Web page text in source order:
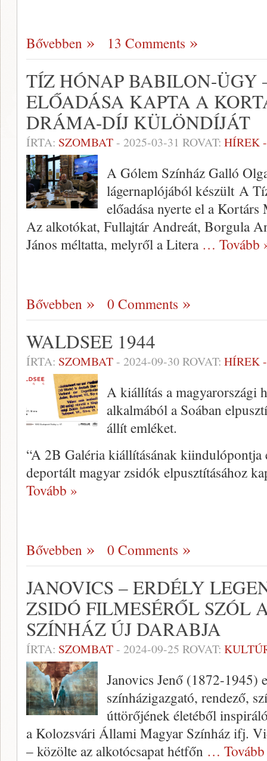
Bővebben 13 Comments
TÍZ HÓNAP BABILON-ÜGY
ELŐADÁSA KAPTA A
DRÁMA-DÍJ KÜLÖNDÍJÁT
ÍRTA: SZOMBAT- 2025-03-31 ROVAT: HÍREK
A Gólem Színház Galló
lágernaplójából készült A
előadása nyerte el a
Az alkotókat, Fullajtár Andreát, Borgula
János méltatta, melyről a Litera … Tovább
Bővebben 0 Comments
WALDSEE 1944
ÍRTA: SZOMBAT- 2024-09-30ROVAT: HÍREK
A kiállítás a magyarországi
alkalmából a Soában
állít emléket.
“A 2B Galéria kiállításának
deportált magyar zsidók elpusztításához
Tovább »
Bővebben 0 Comments
JANOVICS – ERDÉLY
ZSIDÓ FILMESÉRŐL SZÓL
SZÍNHÁZ ÚJ DARABJA
ÍRTA: SZOMBAT- 2024-09-25 ROVAT:
Janovics Jenő (1872-1945)
színházigazgató, rendező,
úttörőjének életéből
a Kolozsvári Állami Magyar Színház ifj.
– közölte az alkotócsapat hétfőn …